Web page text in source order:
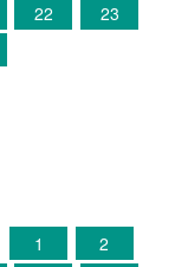
22
23
1
2